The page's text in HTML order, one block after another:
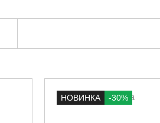
НОВИНКА -30%